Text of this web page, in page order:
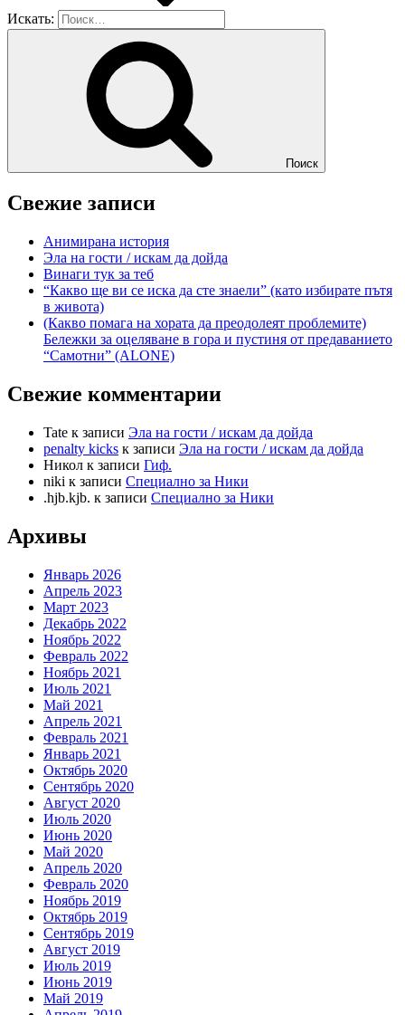
Искать:
Поиск
Свежие записи
Анимирана история
Эла на гости / искам да дойда
Винаги тук за теб
“Какво ще ви се иска да сте знаели” (като избирате пътя
в живота)
(Какво помага на хората да преодолеят проблемите)
Бележки за оцеляване в гора и пустиня от предаванието
“Самотни” (ALONE)
Свежие комментарии
Tate к записи Эла на гости / искам да дойда
penalty kicks к записи Эла на гости / искам да дойда
Никол к записи Гиф.
niki к записи Специално за Ники
.hjb.kjb. к записи Специално за Ники
Архивы
Январь 2026
Апрель 2023
Март 2023
Декабрь 2022
Ноябрь 2022
Февраль 2022
Ноябрь 2021
Июль 2021
Май 2021
Апрель 2021
Февраль 2021
Январь 2021
Октябрь 2020
Сентябрь 2020
Август 2020
Июль 2020
Июнь 2020
Май 2020
Апрель 2020
Февраль 2020
Ноябрь 2019
Октябрь 2019
Сентябрь 2019
Август 2019
Июль 2019
Июнь 2019
Май 2019